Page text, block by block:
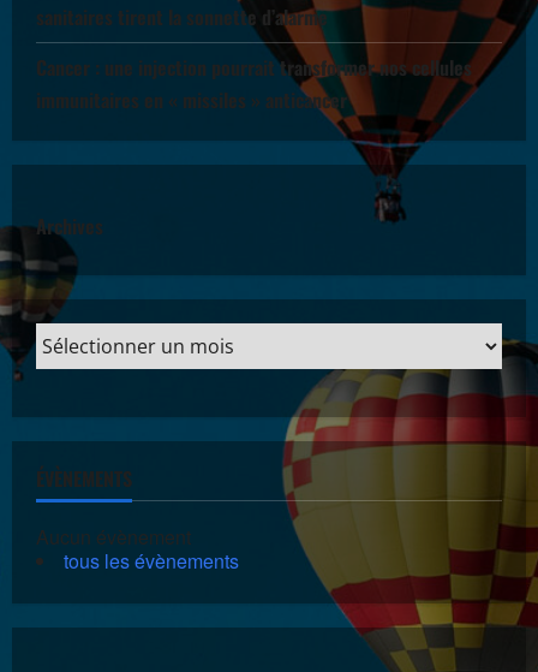
sanitaires tirent la sonnette d’alarme
Cancer : une injection pourrait transformer nos cellules
immunitaires en « missiles » anticancer
Archives
ÉVÈNEMENTS
Aucun évènement
tous les évènements